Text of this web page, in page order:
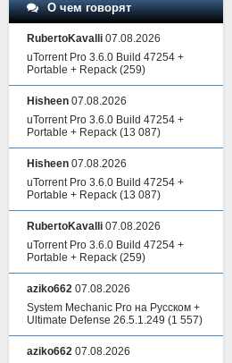
О чем говорят
RubertoKavalli 07.08.2026
uTorrent Pro 3.6.0 Build 47254 +
Portable + Repack (259)
Hisheen 07.08.2026
uTorrent Pro 3.6.0 Build 47254 +
Portable + Repack (13 087)
Hisheen 07.08.2026
uTorrent Pro 3.6.0 Build 47254 +
Portable + Repack (13 087)
RubertoKavalli 07.08.2026
uTorrent Pro 3.6.0 Build 47254 +
Portable + Repack (259)
aziko662 07.08.2026
System Mechanic Pro на Русском +
Ultimate Defense 26.5.1.249 (1 557)
aziko662 07.08.2026